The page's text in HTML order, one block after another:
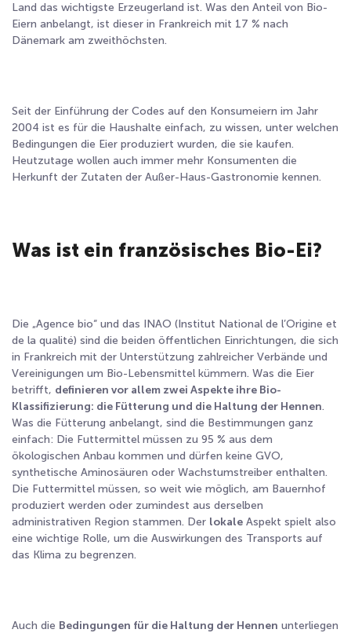
Land das wichtigste Erzeugerland ist. Was den Anteil von Bio-
Eiern anbelangt, ist dieser in Frankreich mit 17 % nach
Dänemark am zweithöchsten.
Seit der Einführung der Codes auf den Konsumeiern im Jahr
2004 ist es für die Haushalte einfach, zu wissen, unter welchen
Bedingungen die Eier produziert wurden, die sie kaufen.
Heutzutage wollen auch immer mehr Konsumenten die
Herkunft der Zutaten der Außer-Haus-Gastronomie kennen.
Was ist ein französisches Bio-Ei?
Die „Agence bio“ und das INAO (Institut National de l’Origine et
de la qualité) sind die beiden öffentlichen Einrichtungen, die sich
in Frankreich mit der Unterstützung zahlreicher Verbände und
Vereinigungen um Bio-Lebensmittel kümmern. Was die Eier
betrifft, definieren vor allem zwei Aspekte ihre Bio-
Klassifizierung: die Fütterung und die Haltung der Hennen.
Was die Fütterung anbelangt, sind die Bestimmungen ganz
einfach: Die Futtermittel müssen zu 95 % aus dem
ökologischen Anbau kommen und dürfen keine GVO,
synthetische Aminosäuren oder Wachstumstreiber enthalten.
Die Futtermittel müssen, so weit wie möglich, am Bauernhof
produziert werden oder zumindest aus derselben
administrativen Region stammen. Der lokale Aspekt spielt also
eine wichtige Rolle, um die Auswirkungen des Transports auf
das Klima zu begrenzen.
Auch die Bedingungen für die Haltung der Hennen unterliegen